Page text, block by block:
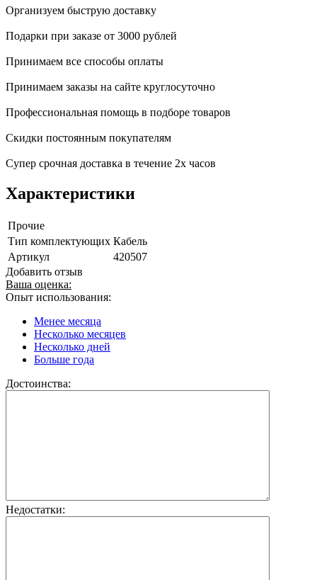
Организуем быструю доставку
Подарки при заказе от 3000 рублей
Принимаем все способы оплаты
Принимаем заказы на сайте круглосуточно
Профессиональная помощь в подборе товаров
Скидки постоянным покупателям
Супер срочная доставка в течение 2х часов
Характеристики
Прочие
Тип комплектующих Кабель
Артикул
420507
Добавить отзыв
Ваша оценка:
Опыт использования:
Менее месяца
Несколько месяцев
Несколько дней
Больше года
Достоинства:
Недостатки: